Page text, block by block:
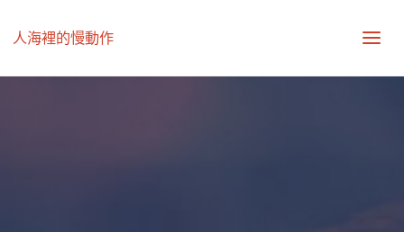
人海裡的慢動作